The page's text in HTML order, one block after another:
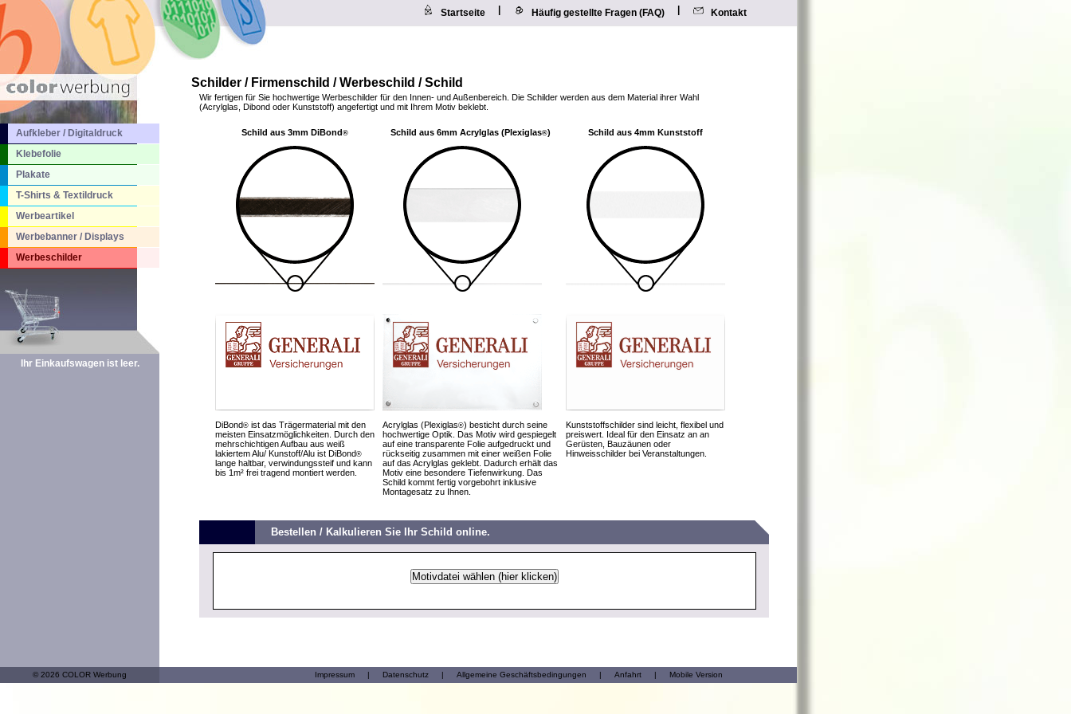
Startseite Häufig gestellte Fragen (FAQ) Kontakt
Aufkleber / Digitaldruck
Klebefolie
Plakate
T-Shirts & Textildruck
Werbeartikel
Werbebanner / Displays
Werbeschilder
Ihr Einkaufswagen ist leer.
Schilder / Firmenschild / Werbeschild / Schild
Wir fertigen für Sie hochwertige Werbeschilder für den Innen- und Außenbereich. Die Schilder werden aus dem Material ihrer Wahl
(Acrylglas, Dibond oder Kunststoff) angefertigt und mit Ihrem Motiv beklebt.
Schild aus 3mm DiBond® Schild aus 6mm Acrylglas (Plexiglas®) Schild aus 4mm Kunststoff
DiBond® ist das Trägermaterial mit den
meisten Einsatzmöglichkeiten. Durch den
mehrschichtigen Aufbau aus weiß
lakiertem Alu/ Kunstoff/Alu ist DiBond®
lange haltbar, verwindungssteif und kann
bis 1m² frei tragend montiert werden.
Acrylglas (Plexiglas®) besticht durch seine
hochwertige Optik. Das Motiv wird gespiegelt
auf eine transparente Folie aufgedruckt und
rückseitig zusammen mit einer weißen Folie
auf das Acrylglas geklebt. Dadurch erhält das
Motiv eine besondere Tiefenwirkung. Das
Schild kommt fertig vorgebohrt inklusive
Montagesatz zu Ihnen.
Kunststoffschilder sind leicht, flexibel und
preiswert. Ideal für den Einsatz an an
Gerüsten, Bauzäunen oder
Hinweisschilder bei Veranstaltungen.
Bestellen / Kalkulieren Sie Ihr Schild online.
© 2026 COLOR Werbung Impressum | Datenschutz | Allgemeine Geschäftsbedingungen | Anfahrt | Mobile Version